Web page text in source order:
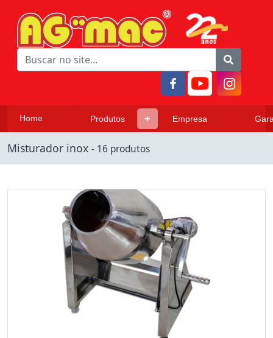
Home Produtos Empresa
Misturador inox - 16 produtos